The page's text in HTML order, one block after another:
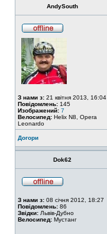
AndySouth
З нами з: 21 квітня 2013, 16:04
Повідомлень: 145
Изображений: 7
Велосипед: Helix N8, Opera
Leonardo
Догори
Dok62
З нами з: 08 січня 2012, 18:27
Повідомлень: 86
Звідки: Львів-Дубно
Велосипед: Мустанг